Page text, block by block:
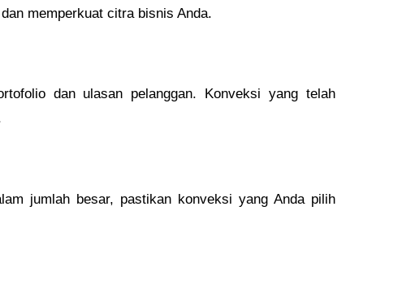
memperkuat citra bisnis Anda.
dan ulasan pelanggan. Konveksi yang telah
jumlah besar, pastikan konveksi yang Anda pilih